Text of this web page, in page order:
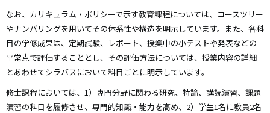
なお、カリキュラム・ポリシーで示す教育課程については、コースツリー
やナンバリングを用いてその体系性や構造を明示しています。また、各科
目の学修成果は、定期試験、レポート、授業中の小テストや発表などの
平常点で評価することとし、その評価方法については、授業内容の詳細
とあわせてシラバスにおいて科目ごとに明示しています。
修士課程においては、1）専門分野に関わる研究、特論、講読演習、課題
演習の科目を履修させ、専門的知識・能力を高め、2）学生1名に教員2名